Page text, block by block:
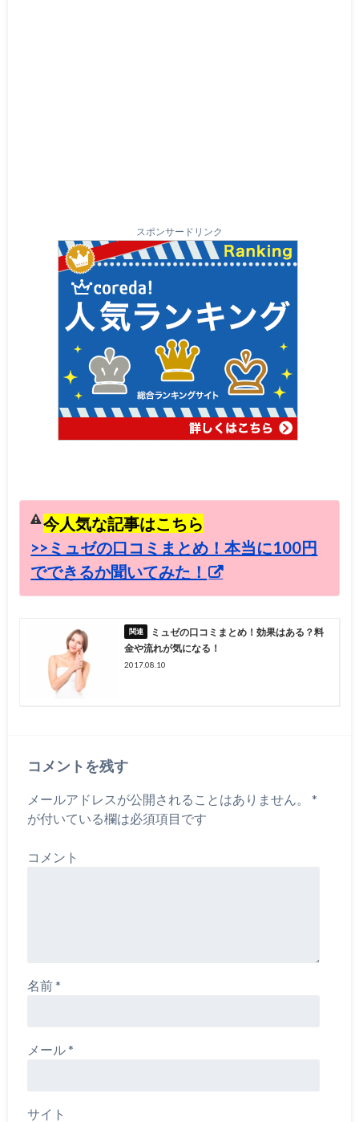
スポンサードリンク
今人気な記事はこちら
>>ミュゼの口コミまとめ！本当に100円
でできるか聞いてみた！
ミュゼの口コミまとめ！効果はある？料
金や流れが気になる！
2017.08.10
コメントを残す
メールアドレスが公開されることはありません。
*
が付いている欄は必須項目です
コメント
名前*
メール*
サイト